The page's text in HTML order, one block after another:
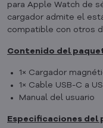
para Apple Watch de
cargador admite el
compatible con otros
Contenido del
1× Cargador
1× Cable USB-C a
Manual del usuario
Especificaciones del